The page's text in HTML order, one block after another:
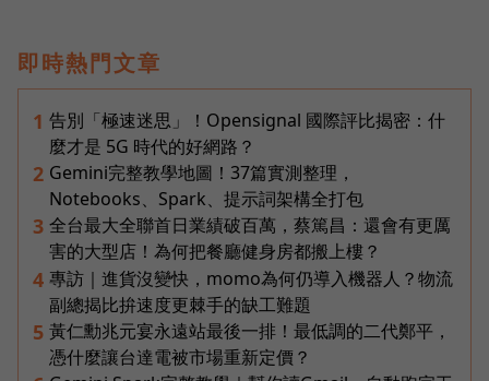
即時熱門文章
1 告別「極速迷思」！Opensignal 國際評比揭密：什
麼才是 5G 時代的好網路？
2 Gemini完整教學地圖！37篇實測整理，
Notebooks、Spark、提示詞架構全打包
3 全台最大全聯首日業績破百萬，蔡篤昌：還會有更厲
害的大型店！為何把餐廳健身房都搬上樓？
4 專訪｜進貨沒變快，momo為何仍導入機器人？物流
副總揭比拚速度更棘手的缺工難題
5 黃仁勳兆元宴永遠站最後一排！最低調的二代鄭平，
憑什麼讓台達電被市場重新定價？